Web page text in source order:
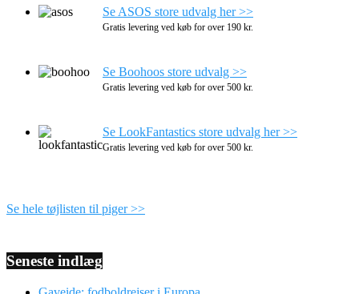
Se ASOS store udvalg her >>
Gratis levering ved køb for over 190 kr.
Se Boohoos store udvalg >>
Gratis levering ved køb for over 500 kr.
Se LookFantastics store udvalg her >>
Gratis levering ved køb for over 500 kr.
Se hele tøjlisten til piger >>
Seneste indlæg